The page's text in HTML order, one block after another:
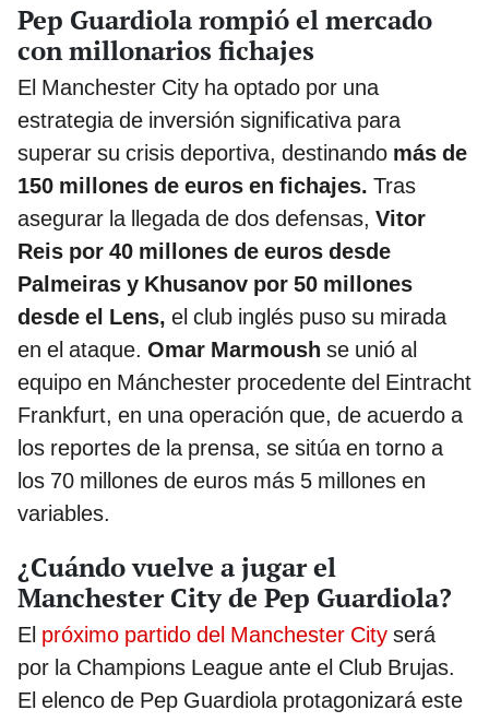
Pep Guardiola rompió el mercado
con millonarios fichajes
El Manchester City ha optado por una
estrategia de inversión significativa para
superar su crisis deportiva, destinando más de
150 millones de euros en fichajes. Tras
asegurar la llegada de dos defensas, Vitor
Reis por 40 millones de euros desde
Palmeiras y Khusanov por 50 millones
desde el Lens, el club inglés puso su mirada
en el ataque. Omar Marmoush se unió al
equipo en Mánchester procedente del Eintracht
Frankfurt, en una operación que, de acuerdo a
los reportes de la prensa, se sitúa en torno a
los 70 millones de euros más 5 millones en
variables.
¿Cuándo vuelve a jugar el
Manchester City de Pep Guardiola?
El próximo partido del Manchester City será
por la Champions League ante el Club Brujas.
El elenco de Pep Guardiola protagonizará este